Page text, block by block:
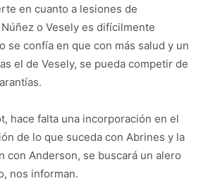
en cuanto a lesiones de
o Vesely es difícilmente
se confía en que con más salud y un
el de Vesely, se pueda competir de
hace falta una incorporación en el
de lo que suceda con Abrines y la
con Anderson, se buscará un alero
nos informan.